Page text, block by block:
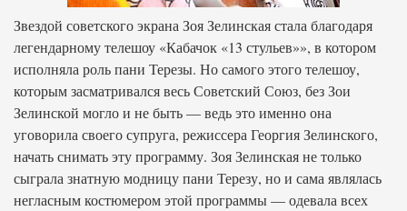
Звездой советского экрана Зоя Зелинская стала благодаря
легендарному телешоу «Кабачок «13 стульев»», в котором
исполняла роль пани Терезы. Но самого этого телешоу,
которым засматривался весь Советский Союз, без Зои
Зелинской могло и не быть — ведь это именно она
уговорила своего супруга, режиссера Георгия Зелинского,
начать снимать эту программу. Зоя Зелинская не только
сыграла знатную модницу пани Терезу, но и сама являлась
негласным костюмером этой программы — одевала всех